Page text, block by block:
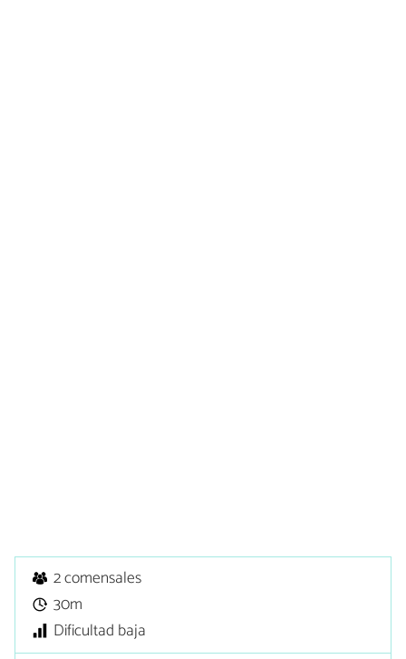
2 comensales
30m
Dificultad baja